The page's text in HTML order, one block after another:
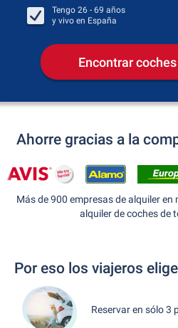
Tengo 26 - 69 años
y vivo en España
Encontrar
Ahorre gracias a la
Más de 900 empresas de alquiler
alquiler de coches de
Por eso los viajeros
Reservar en sólo 3